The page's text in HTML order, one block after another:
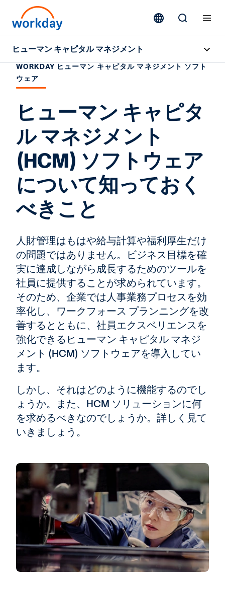
ヒューマン キャピタル マネジメント
概要
リソース
お問い合わせ
WORKDAY ヒューマン キャピタル マネジメント ソフト
ウェア
ヒューマン キャピタ
ル マネジメント
(HCM) ソフトウェア
について知っておく
べきこと
人財管理はもはや給与計算や福利厚生だけ
の問題ではありません。ビジネス目標を確
実に達成しながら成長するためのツールを
社員に提供することが求められています。
そのため、企業では人事業務プロセスを効
率化し、ワークフォース プランニングを改
善するとともに、社員エクスペリエンスを
強化できるヒューマン キャピタル マネジ
メント (HCM) ソフトウェアを導入してい
ます。
しかし、それはどのように機能するのでし
ょうか。また、HCM ソリューションに何
を求めるべきなのでしょうか。詳しく見て
いきましょう。